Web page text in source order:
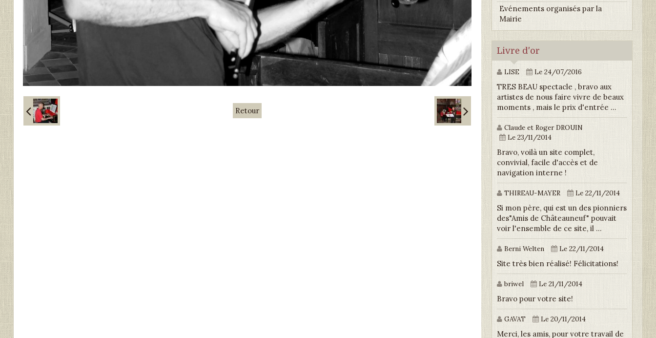
Retour
Evénements organisés par la
Mairie
Livre d'or
LISE Le 24/07/2016
TRES BEAU spectacle , bravo aux
artistes de nous faire vivre de beaux
moments , mais le prix d'entrée ...
Claude et Roger DROUIN
Le 23/11/2014
Bravo, voilà un site complet,
convivial, facile d'accès et de
navigation interne !
THIREAU-MAYER Le 22/11/2014
Si mon père, qui est un des pionniers
des"Amis de Châteauneuf" pouvait
voir l'ensemble de ce site, il ...
Berni Welten Le 22/11/2014
Site très bien réalisé! Félicitations!
briwel Le 21/11/2014
Bravo pour votre site!
GAVAT Le 20/11/2014
Merci, les amis, pour votre travail de